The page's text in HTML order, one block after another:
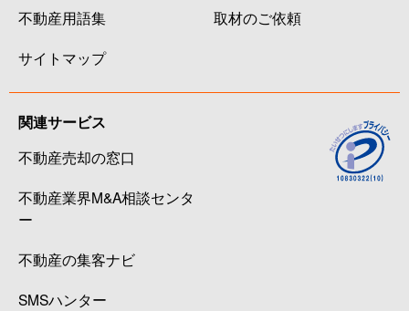
不動産用語集
サイトマップ
取材のご依頼
関連サービス
不動産売却の窓口
不動産業界M&A相談センタ
ー
不動産の集客ナビ
SMSハンター